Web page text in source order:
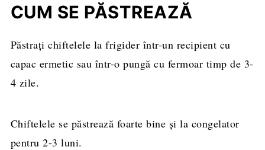
CUM SE PĂSTREAZĂ
Păstrați chiftelele la frigider într-un recipient cu
capac ermetic sau într-o pungă cu fermoar timp de 3-
4 zile.
Chiftelele se păstrează foarte bine și la congelator
pentru 2-3 luni.